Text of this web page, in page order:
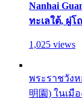
Nanhai
ทะเลใต้, ผู่โ
1,025 views
พระราชวังห
明園) ในเมื